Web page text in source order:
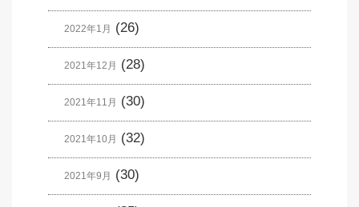
2022年1月 (26)
2021年12月 (28)
2021年11月 (30)
2021年10月 (32)
2021年9月 (30)